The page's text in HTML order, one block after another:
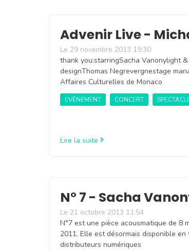
Advenir Live -
Le 29 novembre 2013 19:30
thank you:starringSacha Vanonylight
designThomas Negrevergnestage
Affaires Culturelles de Monaco
EVÈNEMENT CONCERT
Lire la suite
N° 7 - Sacha
Le 21 octobre 2013 11:54
N°7 est une pièce acousmatique de 8
2011. Elle est désormais disponible
distributeurs numériques